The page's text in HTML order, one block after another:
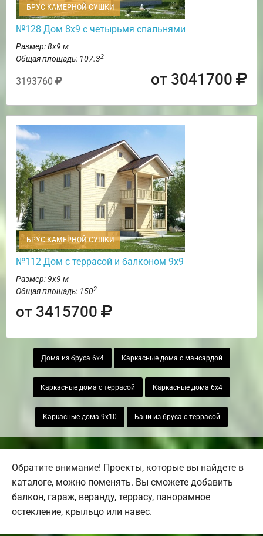
БРУС КАМЕРНОЙ СУШКИ
№128 Дом 8х9 с четырьмя спальнями
Размер: 8х9 м
Общая площадь: 107.32
3193760 от 3041700
БРУС КАМЕРНОЙ СУШКИ
№112 Дом с террасой и балконом 9х9
Размер: 9х9 м
Общая площадь: 1502
от 3415700
Дома из бруса 6х4 Каркасные дома с мансардой
Каркасные дома с террасой Каркасные дома 6х4
Каркасные дома 9х10 Бани из бруса с террасой
Обратите внимание! Проекты, которые вы найдете в
каталоге, можно поменять. Вы сможете добавить
балкон, гараж, веранду, террасу, панорамное
остекление, крыльцо или навес.